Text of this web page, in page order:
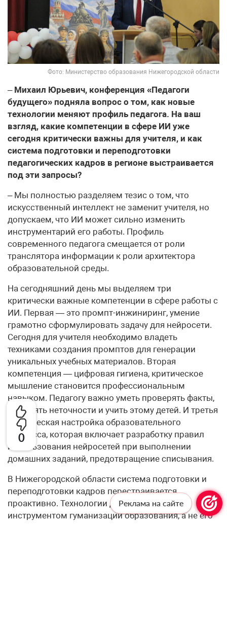
0
Фото: Министерство образования Нижегородской области
–Михаил Юрьевич, конференция «Педагоги
будущего» подняла вопрос о том, как новые
технологии меняют профиль педагога. На ваш
взгляд, какие компетенции в сфере ИИ уже
сегодня критически важны для учителя, и как
система подготовки и переподготовки
педагогических кадров в регионе выстраивается
под эти запросы?
– Мы полностью разделяем тезис о том, что
искусственный интеллект не заменит учителя, но
допускаем, что ИИ может сильно изменить
инструментарий его работы. Профиль
современного педагога смещается от роли
транслятора информации к роли архитектора
образовательной среды.
На сегодняшний день мы выделяем три
критически важные компетенции в сфере работы с
ИИ. Первая — это промпт-инжиниринг, умение
грамотно сформулировать задачу для нейросети.
Сегодня для учителя необходимо владеть
техниками создания промптов для генерации
уникальных учебных материалов. Вторая
компетенция — цифровая гигиена, критическое
мышление становится профессиональным
навыком. Педагогу важно уметь проверять факты,
выявлять неточности и учить этому детей. И третья
— этическая настройка образовательного
процесса, которая включает разработку правил
использования нейросетей при выполнении
домашних заданий, предотвращение списывания.
В Нижегородской области система подготовки и
переподготовки кадров перестраивается
проактивно. Технологии должны служить
инструментом гуманизации образования, а не его
Реклама на сайте